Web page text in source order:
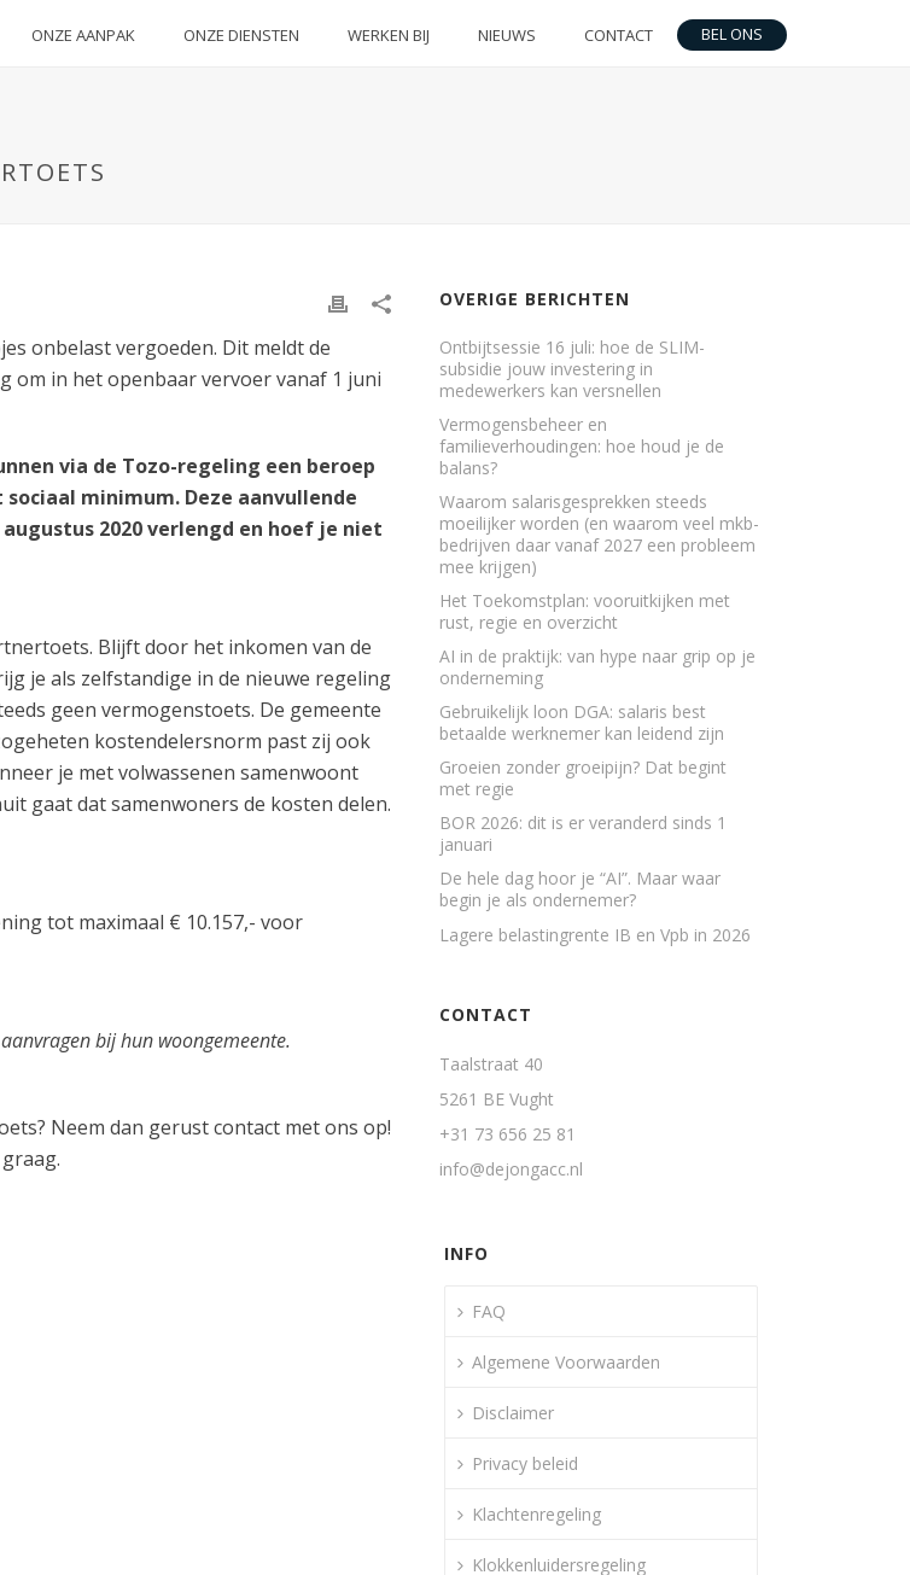
ONZE AANPAK ONZE DIENSTEN WERKEN BIJ NIEUWS CONTACT BEL ONS
onbelast vergoeden. Dit meldt de
om in het openbaar vervoer vanaf 1 juni
via de Tozo-regeling een beroep
minimum. Deze aanvullende
2020 verlengd en hoef je niet
Blijft door het inkomen van de
je als zelfstandige in de nieuwe regeling
geen vermogenstoets. De gemeente
kostendelersnorm past zij ook
je met volwassenen samenwoont
gaat dat samenwoners de kosten delen.
tot maximaal € 10.157,- voor
bij hun woongemeente.
Neem dan gerust contact met ons op!
OVERIGE BERICHTEN
Ontbijtsessie 16 juli: hoe de SLIM-
subsidie jouw investering in
medewerkers kan versnellen
Vermogensbeheer en
familieverhoudingen: hoe houd je de
balans?
Waarom salarisgesprekken steeds
moeilijker worden (en waarom veel mkb-
bedrijven daar vanaf 2027 een probleem
mee krijgen)
Het Toekomstplan: vooruitkijken met
rust, regie en overzicht
AI in de praktijk: van hype naar grip op je
onderneming
Gebruikelijk loon DGA: salaris best
betaalde werknemer kan leidend zijn
Groeien zonder groeipijn? Dat begint
met regie
BOR 2026: dit is er veranderd sinds 1
januari
De hele dag hoor je “AI”. Maar waar
begin je als ondernemer?
Lagere belastingrente IB en Vpb in 2026
CONTACT
Taalstraat 40
5261 BE Vught
+31 73 656 25 81
info@dejongacc.nl
INFO
FAQ
Algemene Voorwaarden
Disclaimer
Privacy beleid
Klachtenregeling
Klokkenluidersregeling